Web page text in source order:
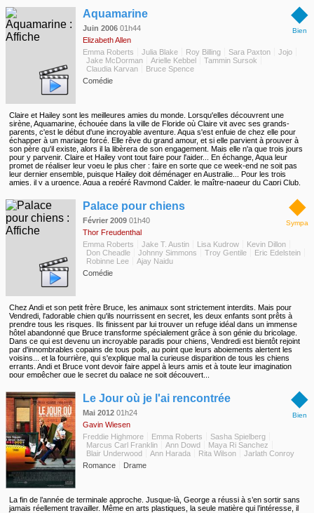
◆
Bien
Aquamarine
Juin 2006 01h44
Elizabeth Allen
Emma Roberts
Julia Blake Roy Billing Sara Paxton
Jojo
Jake McDorman
Arielle Kebbel
Tammin Sursok
Claudia Karvan
Bruce Spence
Comédie
Claire et Hailey sont les meilleures amies du monde. Lorsqu'elles découvrent une
sirène, Aquamarine, échouée dans la ville de Floride où Claire vit avec ses grands-
parents, c'est le début d'une incroyable aventure. Aqua s'est enfuie de chez elle pour
échapper à un mariage forcé. Elle rêve du grand amour, et si elle parvient à prouver à
son père qu'il existe, alors il la libèrera de son engagement. Mais elle n'a que trois jours
pour y parvenir. Claire et Hailey vont tout faire pour l'aider... En échange, Aqua leur
promet de réaliser leur voeu le plus cher : faire en sorte que ce week-end ne soit pas
leur dernier ensemble, puisque Hailey doit déménager en Australie... Pour les trois
amies, il y a urgence. Aqua a repéré Raymond Calder, le maître-nageur du Capri Club,
qui est écrit dans les magazines.
◆
Sympa
Palace pour chiens
Février 2009 01h40
Thor Freudenthal
Emma Roberts
Jake T. Austin Lisa Kudrow
Kevin Dillon
Don Cheadle
Johnny Simmons Troy Gentile
Eric Edelstein
Robinne Lee
Ajay Naidu
Comédie
Chez Andi et son petit frère Bruce, les animaux sont strictement interdits. Mais pour
Vendredi, l'adorable chien qu'ils nourrissent en secret, les deux enfants sont prêts à
prendre tous les risques. Ils finissent par lui trouver un refuge idéal dans un immense
hôtel abandonné que Bruce transforme spécialement grâce à son génie du bricolage.
Dans ce qui est devenu un incroyable paradis pour chiens, Vendredi est bientôt rejoint
par d'innombrables copains de tous poils, au point que leurs aboiements alertent les
voisins... et la fourrière, qui s'explique mal la curieuse disparition de tous les chiens
errants. Andi et Bruce vont devoir faire appel à leurs amis et à toute leur imagination
pour empêcher que le secret du palace ne soit découvert...
◆
Bien
Le Jour où je l'ai rencontrée
Mai 2012 01h24
Gavin Wiesen
Freddie Highmore
Emma Roberts
Sasha Spielberg
Marcus Carl Franklin
Ann Dowd
Maya Ri Sanchez
Blair Underwood
Ann Harada Rita Wilson
Jarlath Conroy
Romance
Drame
La fin de l’année de terminale approche. Jusque-là, George a réussi à s’en sortir sans
jamais réellement travailler. Même en arts plastiques, la seule matière qui l’intéresse, il